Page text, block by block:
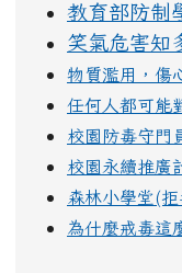
教育部防制
笑氣危害知
物質濫用，傷
任何人都可能
校園防毒守門
校園永續推廣
森林小學堂(拒
為什麼戒毒這